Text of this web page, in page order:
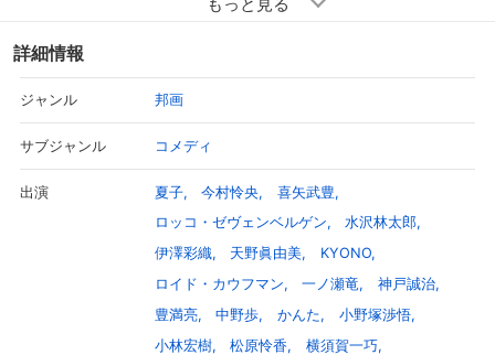
ミ・ヘンドリックス、カート・コバーンのように27歳で死ぬと思
たく他人に理解されない。演奏はノイズの塊。ハナコは激情のまま
絶叫するのみだからだ。当然レコードは売れず、ライブをやっても
客は来ない。そんな彼らにレコード会社は最後通告を言い渡す。
約解除だ！」優しい田舎のオバチャンと一緒に暮らし始めたハナコ
らバンドメンバーは、田舎生活に魅せられ、曲作りそっちのけ畑仕
事に精を出す。だが曲は作らなければいけない。苦悩の果てにハナ
コは嘔吐と共にロックレジェンドに相応しい曲を生み出す。かくし
て「ザ・ゲスイドウズ」は世界に羽ばたくバンドへと変貌をの遂げ
るのだが、ハナコの27歳の誕生日は刻々と近づいていた……。
詳細情報
ジャンル 邦画
サブジャンル コメディ
出演 夏子 今村怜央
喜矢武豊
ロッコ・ゼヴェンベルゲン
水沢林太郎
伊澤彩織
天野眞由美
KYONO
ロイド・カウフマン
一ノ瀬竜
神戸誠治
豊満亮
中野歩 かんた
小野塚渉悟
小林宏樹
松原怜香
横須賀一巧